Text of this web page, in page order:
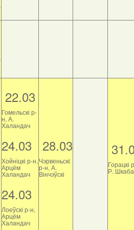
22.03
Гомельскі р-
н, А.
Халандач
24.03
Хойніцкі р-н,
Арцём
Халандач
24.03
Лоеўскі р-н,
Арцём
Халандач
28.03
Чэрвеньскі
р-н, А.
Вінчэўскі
Горацкі
Р.